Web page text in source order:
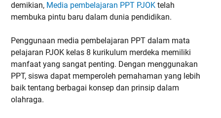
demikian, Media pembelajaran PPT PJOK telah
membuka pintu baru dalam dunia pendidikan.
Penggunaan media pembelajaran PPT dalam mata
pelajaran PJOK kelas 8 kurikulum merdeka memiliki
manfaat yang sangat penting. Dengan menggunakan
PPT, siswa dapat memperoleh pemahaman yang lebih
baik tentang berbagai konsep dan prinsip dalam
olahraga.